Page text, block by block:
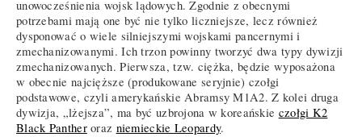
unowocześnienia wojsk lądowych. Zgodnie z obecnymi
potrzebami mają one być nie tylko liczniejsze, lecz również
dysponować o wiele silniejszymi wojskami pancernymi i
zmechanizowanymi. Ich trzon powinny tworzyć dwa typy dywizji
zmechanizowanych. Pierwsza, tzw. ciężka, będzie wyposażona
w obecnie najcięższe (produkowane seryjnie) czołgi
podstawowe, czyli amerykańskie Abramsy M1A2. Z kolei druga
dywizja, „lżejsza”, ma być uzbrojona w koreańskie czołgi K2
Black Pantheroraz niemieckie Leopardy.